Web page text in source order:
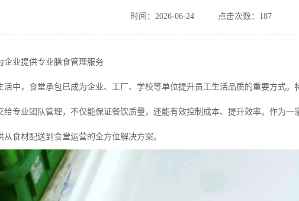
时间：2026-06-24 点击次数：187
企业提供专业膳食管理服务
活中，食堂承包已成为企业、工厂、学校等单位提升员工生活品质的重要方式
给专业团队管理，不仅能保证餐饮质量，还能有效控制成本、提升效率。作为
从食材配送到食堂运营的全方位解决方案。